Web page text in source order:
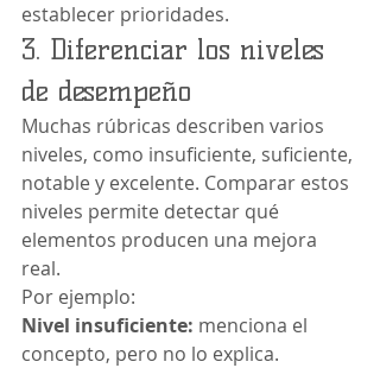
establecer prioridades.
3. Diferenciar los niveles
de desempeño
Muchas rúbricas describen varios
niveles, como insuficiente, suficiente,
notable y excelente. Comparar estos
niveles permite detectar qué
elementos producen una mejora
real.
Por ejemplo:
Nivel insuficiente: menciona el
concepto, pero no lo explica.